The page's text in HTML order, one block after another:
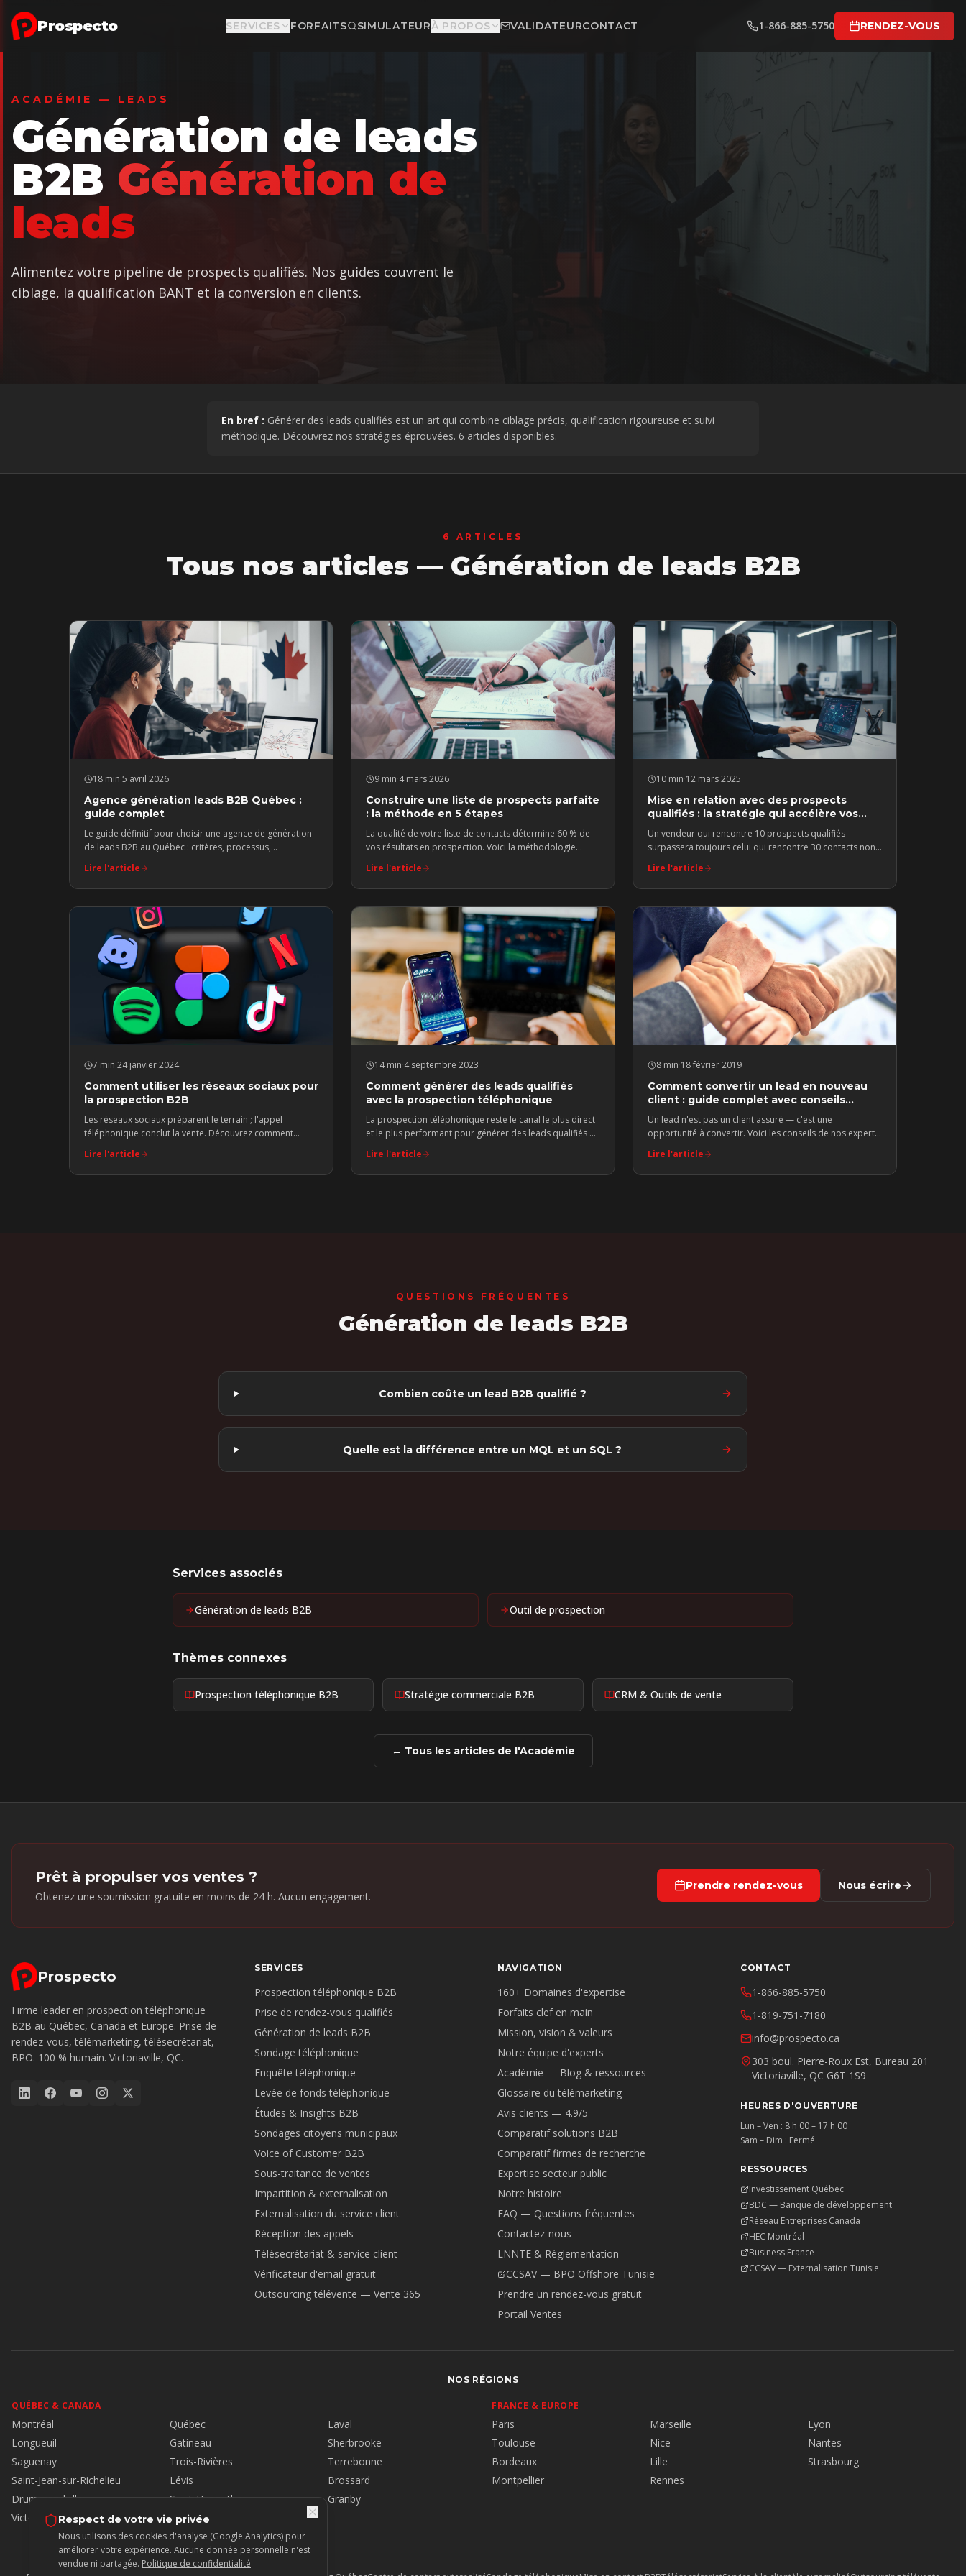
Respect de votre vie privée
Nous utilisons des cookies d'analyse (Google Analytics) pour
améliorer votre expérience. Aucune donnée personnelle n'est
vendue ni partagée. Politique de confidentialité
Aller au contenu principal
Prospecto SERVICES FORFAITS SIMULATEURÀ PROPOS VALIDATEURCONTACT 1-866-885-5750 RENDEZ-VOUS
ACADÉMIE — LEADS
Génération de leads
B2B Génération de
leads
Alimentez votre pipeline de prospects qualifiés. Nos guides couvrent le
ciblage, la qualification BANT et la conversion en clients.
En bref : Générer des leads qualifiés est un art qui combine ciblage précis, qualification rigoureuse et suivi
méthodique. Découvrez nos stratégies éprouvées. 6 articles disponibles.
6 ARTICLES
Tous nos articles — Génération de leads B2B
18 min 5 avril 2026
Agence génération leads B2B Québec :
guide complet
Le guide définitif pour choisir une agence de génération
de leads B2B au Québec : critères, processus,
Lire l'article
9 min 4 mars 2026
Construire une liste de prospects parfaite
: la méthode en 5 étapes
La qualité de votre liste de contacts détermine 60 % de
vos résultats en prospection. Voici la méthodologie
Lire l'article
10 min 12 mars 2025
Mise en relation avec des prospects
qualifiés : la stratégie qui accélère vos
ventes
Un vendeur qui rencontre 10 prospects qualifiés
surpassera toujours celui qui rencontre 30 contacts non
Lire l'article
7 min 24 janvier 2024
Comment utiliser les réseaux sociaux pour
la prospection B2B
Les réseaux sociaux préparent le terrain ; l'appel
téléphonique conclut la vente. Découvrez comment
redoutable.
Lire l'article
14 min 4 septembre 2023
Comment générer des leads qualifiés
avec la prospection téléphonique
La prospection téléphonique reste le canal le plus direct
et le plus performant pour générer des leads qualifiés en
Lire l'article
8 min 18 février 2019
Comment convertir un lead en nouveau
client : guide complet avec conseils
d'experts
Un lead n'est pas un client assuré — c'est une
opportunité à convertir. Voici les conseils de nos experts
Lire l'article
QUESTIONS FRÉQUENTES
Génération de leads B2B
Combien coûte un lead B2B qualifié ?
Quelle est la différence entre un MQL et un SQL ?
Services associés
Génération de leads B2B Outil de prospection
Thèmes connexes
Prospection téléphonique B2B Stratégie commerciale B2B CRM & Outils de vente
← Tous les articles de l'Académie
Prêt à propulser vos ventes ?
Obtenez une soumission gratuite en moins de 24 h. Aucun engagement.
Prendre rendez-vous Nous écrire
Prospecto
Firme leader en prospection téléphonique
B2B au Québec, Canada et Europe. Prise de
rendez-vous, télémarketing, télésecrétariat,
BPO. 100 % humain. Victoriaville, QC.
SERVICES
Prospection téléphonique B2B
Prise de rendez-vous qualifiés
Génération de leads B2B
Sondage téléphonique
Enquête téléphonique
Levée de fonds téléphonique
Études & Insights B2B
Sondages citoyens municipaux
Voice of Customer B2B
Sous-traitance de ventes
Impartition & externalisation
Externalisation du service client
Réception des appels
Télésecrétariat & service client
Vérificateur d'email gratuit
Outsourcing télévente — Vente 365
NAVIGATION
160+ Domaines d'expertise
Forfaits clef en main
Mission, vision & valeurs
Notre équipe d'experts
Académie — Blog & ressources
Glossaire du télémarketing
Avis clients — 4.9/5
Comparatif solutions B2B
Comparatif firmes de recherche
Expertise secteur public
Notre histoire
FAQ — Questions fréquentes
Contactez-nous
LNNTE & Réglementation
CCSAV — BPO Offshore Tunisie
Prendre un rendez-vous gratuit
Portail Ventes
CONTACT
1-866-885-5750
1-819-751-7180
info@prospecto.ca
303 boul. Pierre-Roux Est, Bureau 201
Victoriaville, QC G6T 1S9
HEURES D'OUVERTURE
Lun – Ven : 8 h 00 – 17 h 00
Sam – Dim : Fermé
RESSOURCES
Investissement Québec
BDC — Banque de développement
Réseau Entreprises Canada
HEC Montréal
Business France
CCSAV — Externalisation Tunisie
NOS RÉGIONS
QUÉBEC & CANADA
Montréal Québec
Laval
Longueuil
Gatineau
Sherbrooke
Saguenay
Trois-Rivières
Terrebonne
Saint-Jean-sur-Richelieu
Lévis
Brossard
Drummondville
Saint-Hyacinthe
Granby
Victoriaville
FRANCE & EUROPE
Paris Marseille
Lyon
Toulouse
Nice
Nantes
Bordeaux
Lille
Strasbourg
Montpellier
Rennes